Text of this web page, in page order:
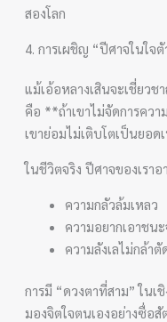
สองโลก
4. การเผชิญ “ปีศาจในใจ
แม้เอ้อหลางเสินจะเชี่ยว
คือ **ถ้าเขาไม่จัดการคว
เขาย่อมไม่เติบโตเป็นยอ
ในชีวิตจริง ปีศาจของเราอ
ความกลัวล้มเหลว
ความอยากเอาชน
ความลังเลไม่กล้าตั
การมี “ดวงตาที่สาม” ใน
มองจิตใจตนเองอย่างซื่อ